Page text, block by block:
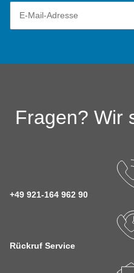
Fragen? Wir
+49 921-164 962 90
Rückruf Service